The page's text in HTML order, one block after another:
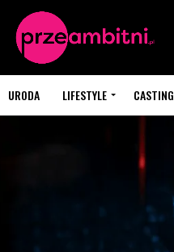
URODA LIFESTYLE CASTING